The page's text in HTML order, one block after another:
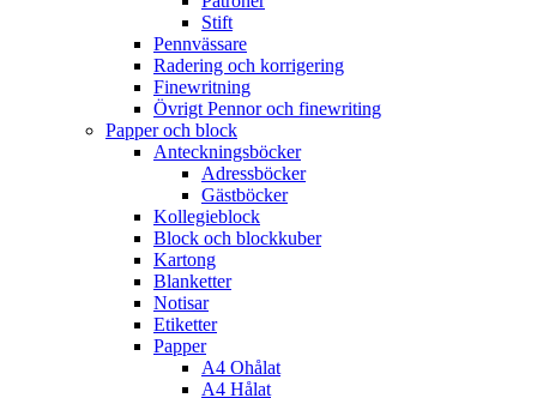
Stift
Pennvässare
Radering och korrigering
Finewritning
Övrigt Pennor och finewriting
Papper och block
Anteckningsböcker
Adressböcker
Gästböcker
Kollegieblock
Block och blockkuber
Kartong
Blanketter
Notisar
Etiketter
Papper
A4 Ohålat
A4 Hålat